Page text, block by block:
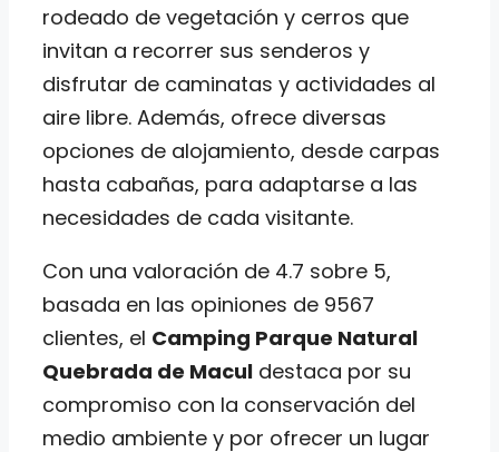
rodeado de vegetación y cerros que
invitan a recorrer sus senderos y
disfrutar de caminatas y actividades al
aire libre. Además, ofrece diversas
opciones de alojamiento, desde carpas
hasta cabañas, para adaptarse a las
necesidades de cada visitante.
Con una valoración de 4.7 sobre 5,
basada en las opiniones de 9567
clientes, el Camping Parque Natural
Quebrada de Macul destaca por su
compromiso con la conservación del
medio ambiente y por ofrecer un lugar